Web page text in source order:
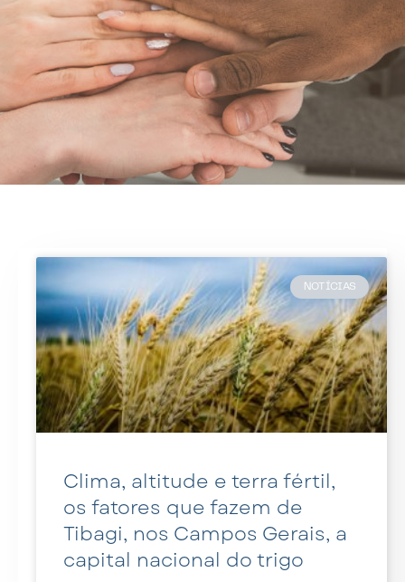
NOTÍCIAS
Clima, altitude e terra fértil,
os fatores que fazem de
Tibagi, nos Campos Gerais, a
capital nacional do trigo